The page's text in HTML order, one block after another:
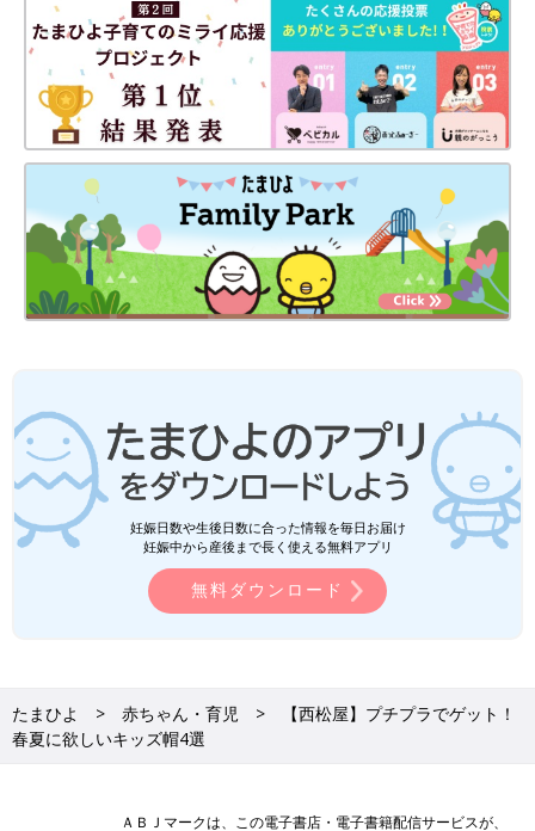
妊娠日数や生後日数に合った情報を毎日お届け
妊娠中から産後まで長く使える無料アプリ
無料ダウンロード
たまひよ 赤ちゃん・育児
【西松屋】プチプラでゲット！
春夏に欲しいキッズ帽4選
ＡＢＪマークは、この電子書店・電子書籍配信サービスが、